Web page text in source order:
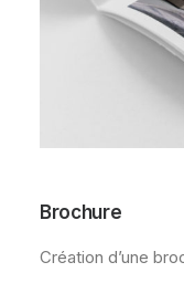
Brochure
Création d’une